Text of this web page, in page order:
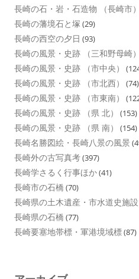
長崎の石・岩・石造物 （長崎市）
長崎の藩境石と塚 (29)
長崎の西空の夕日 (93)
長崎の風景・史跡 （三和野母崎）
長崎の風景・史跡 （市中央）
長崎の風景・史跡 （市北西） (74)
長崎の風景・史跡 （市東南）
長崎の風景・史跡 （県 北） (153)
長崎の風景・史跡 （県 南） (154)
長崎名勝図絵・長崎八景の風景
長崎外の古写真考(397)
長崎学さるく行事ほか(41)
長崎市の石橋 (70)
長崎県の土木遺産・市水道史施設
長崎県の石橋 (77)
長崎要塞地帯標・軍港境域標(87)